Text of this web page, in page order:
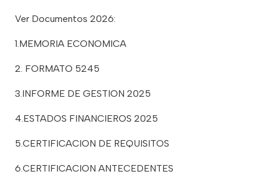
Ver Documentos 2026:
1.MEMORIA ECONOMICA
2. FORMATO 5245
3.INFORME DE GESTION 2025
4.ESTADOS FINANCIEROS 2025
5.CERTIFICACION DE REQUISITOS
6.CERTIFICACION ANTECEDENTES